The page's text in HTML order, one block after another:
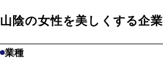
山陰の女性を美しくする企業
業種